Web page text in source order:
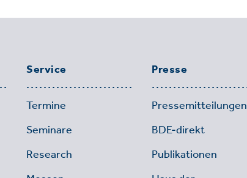
Service
Termine
Seminare
Research
Presse
Pressemitteilungen
BDE-direkt
Publikationen